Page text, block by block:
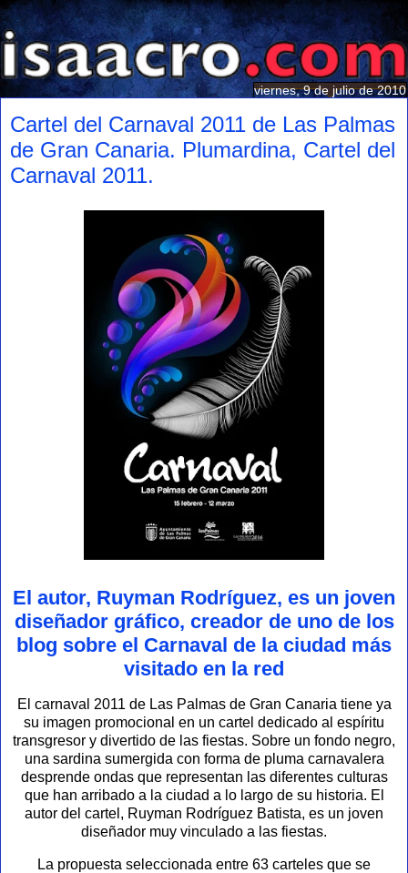
viernes, 9 de julio de 2010
Cartel del Carnaval 2011 de Las Palmas
de Gran Canaria. Plumardina, Cartel del
Carnaval 2011.
El autor, Ruyman Rodríguez, es un joven
diseñador gráfico, creador de uno de los
blog sobre el Carnaval de la ciudad más
visitado en la red
El carnaval 2011 de Las Palmas de Gran Canaria tiene ya
su imagen promocional en un cartel dedicado al espíritu
transgresor y divertido de las fiestas. Sobre un fondo negro,
una sardina sumergida con forma de pluma carnavalera
desprende ondas que representan las diferentes culturas
que han arribado a la ciudad a lo largo de su historia. El
autor del cartel, Ruyman Rodríguez Batista, es un joven
diseñador muy vinculado a las fiestas.
La propuesta seleccionada entre 63 carteles que se